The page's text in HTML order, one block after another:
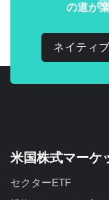
の道が
ネイティ
米国株式マーケ
セクターETF